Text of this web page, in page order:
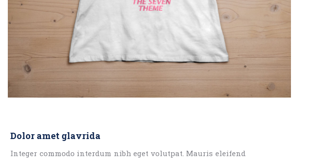
Dolor amet glavrida
Integer commodo interdum nibh eget volutpat. Mauris eleifend